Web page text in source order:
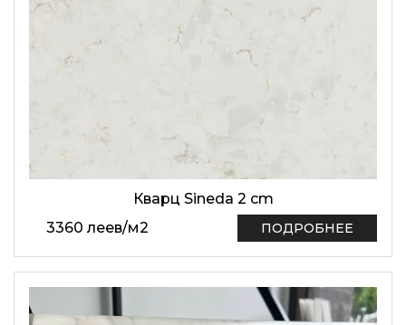
Кварц Sineda 2 cm
3360 леев/м2 ПОДРОБНЕЕ